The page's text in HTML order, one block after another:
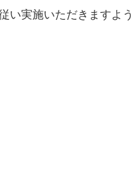
い実施いただきますよ